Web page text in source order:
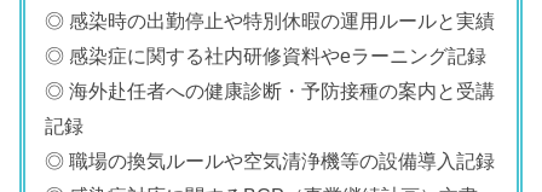
◎ 感染時の出勤停止や特別休暇の運用ルールと実績
◎ 感染症に関する社内研修資料やeラーニング記録
◎ 海外赴任者への健康診断・予防接種の案内と受講
記録
◎ 職場の換気ルールや空気清浄機等の設備導入記録